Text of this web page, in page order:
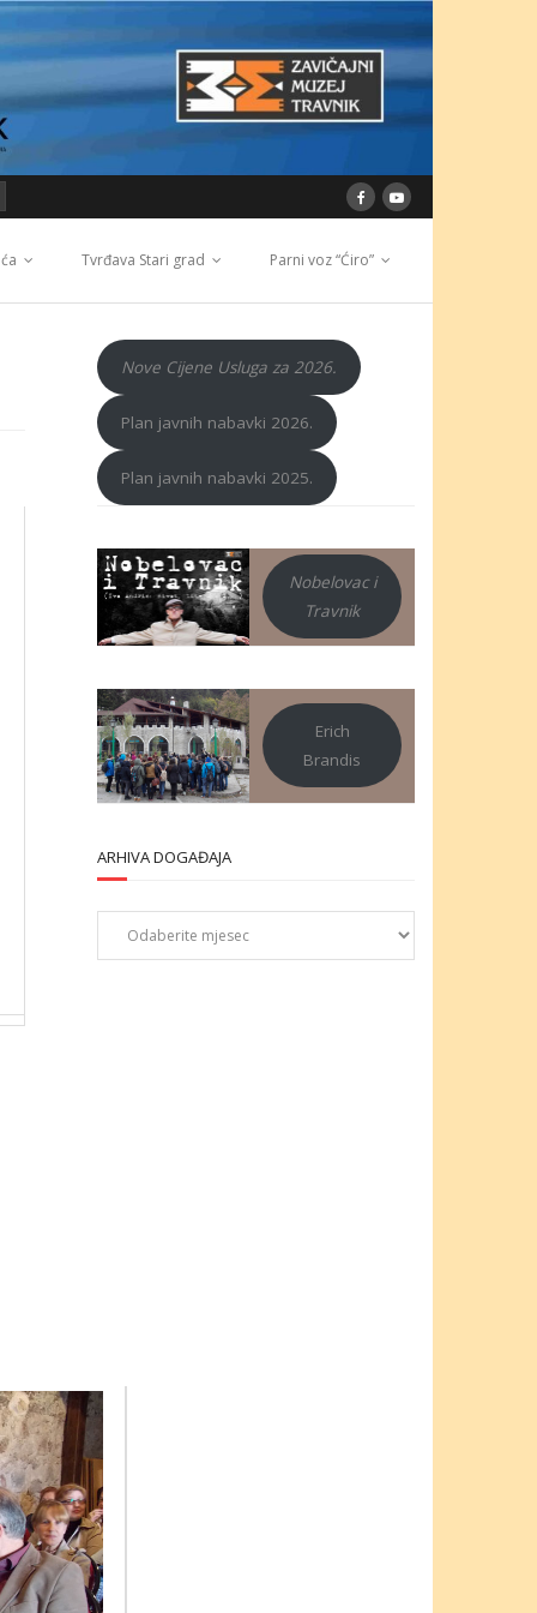
Tvrđava Stari grad Parni voz “Ćiro”
Nove Cijene Usluga za 2026.
Plan javnih nabavki 2026.
Plan javnih nabavki 2025.
Nobelovac i
Travnik
Erich
Brandis
ARHIVA DOGAĐAJA
Arhiva
događaja